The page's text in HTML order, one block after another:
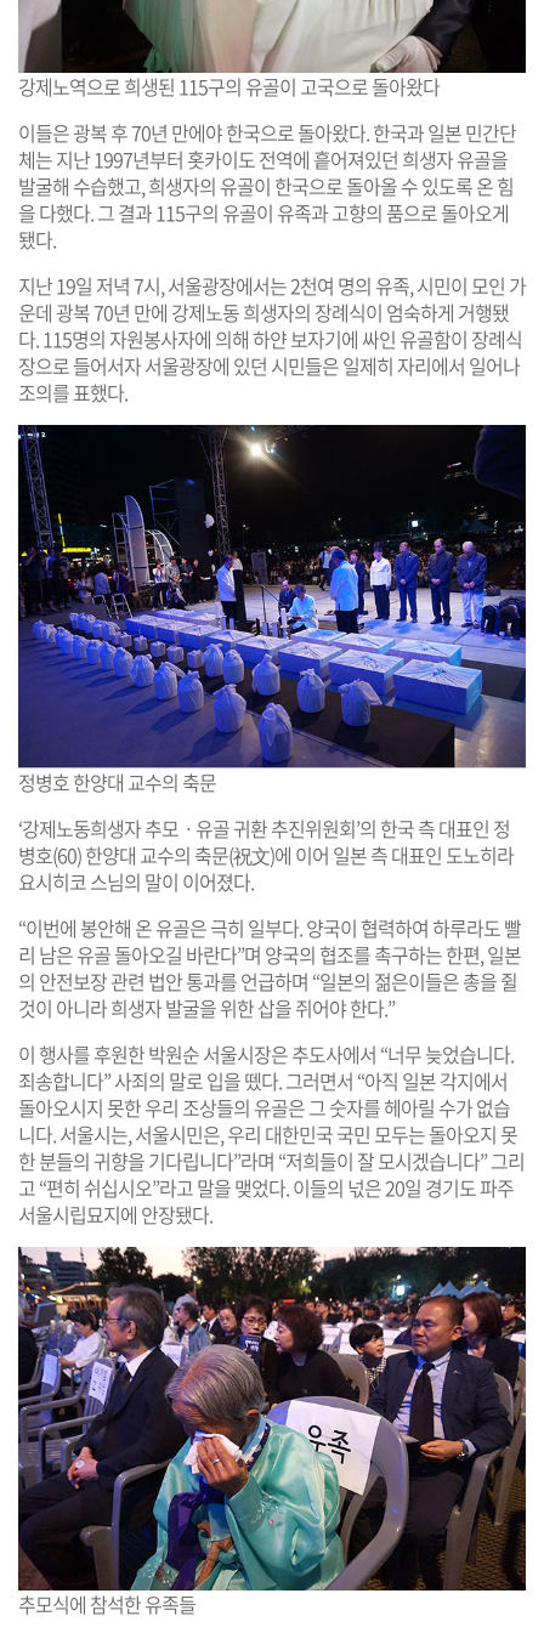
강제노역으로 희생된 115구의 유골이 고국으로 돌아왔다
이들은 광복 후 70년 만에야 한국으로 돌아왔다. 한국과 일본 민간단
체는 지난 1997년부터 홋카이도 전역에 흩어져있던 희생자 유골을
발굴해 수습했고, 희생자의 유골이 한국으로 돌아올 수 있도록 온 힘
을 다했다. 그 결과 115구의 유골이 유족과 고향의 품으로 돌아오게
됐다.
지난 19일 저녁 7시, 서울광장에서는 2천여 명의 유족, 시민이 모인 가
운데 광복 70년 만에 강제노동 희생자의 장례식이 엄숙하게 거행됐
다. 115명의 자원봉사자에 의해 하얀 보자기에 싸인 유골함이 장례식
장으로 들어서자 서울광장에 있던 시민들은 일제히 자리에서 일어나
조의를 표했다.
정병호 한양대 교수의 축문
‘강제노동희생자 추모ㆍ유골 귀환 추진위원회’의 한국 측 대표인 정
병호(60) 한양대 교수의 축문(祝文)에 이어 일본 측 대표인 도노히라
요시히코 스님의 말이 이어졌다.
“이번에 봉안해 온 유골은 극히 일부다. 양국이 협력하여 하루라도 빨
리 남은 유골 돌아오길 바란다”며 양국의 협조를 촉구하는 한편, 일본
의 안전보장 관련 법안 통과를 언급하며 “일본의 젊은이들은 총을 쥘
것이 아니라 희생자 발굴을 위한 삽을 쥐어야 한다.”
이 행사를 후원한 박원순 서울시장은 추도사에서 “너무 늦었습니다.
죄송합니다” 사죄의 말로 입을 뗐다. 그러면서 “아직 일본 각지에서
돌아오시지 못한 우리 조상들의 유골은 그 숫자를 헤아릴 수가 없습
니다. 서울시는, 서울시민은, 우리 대한민국 국민 모두는 돌아오지 못
한 분들의 귀향을 기다립니다”라며 “저희들이 잘 모시겠습니다” 그리
고 “편히 쉬십시오”라고 말을 맺었다. 이들의 넋은 20일 경기도 파주
서울시립묘지에 안장됐다.
추모식에 참석한 유족들